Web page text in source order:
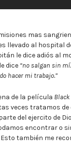
mas
llevado al hospital
le dice adiós al
dice “no salgan sin
hacer mi trabajo.”
de la película Black
veces tratamos de
del ejercito de
encontrar o
también me